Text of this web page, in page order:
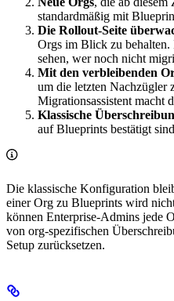
standardmäßig mit
Die Rollout-Seite
Orgs im Blick zu behalten.
sehen, wer noch nicht
Mit den verbleibenden
um die letzten Nachzügler
Migrationsassistent macht
Klassische
auf Blueprints bestätigt
Die klassische Konfiguration
einer Org zu Blueprints wird
können Enterprise-Admins jede
von org-spezifischen
Setup zurücksetzen.